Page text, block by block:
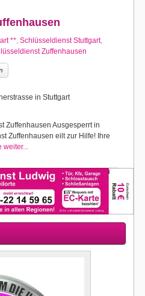
**, Schlüsseldienst Stuttgart,
Zuffenhausen
in Stuttgart
Zuffenhausen Ausgesperrt in
Zuffenhausen eilt zur Hilfe! Ihre
weiter...